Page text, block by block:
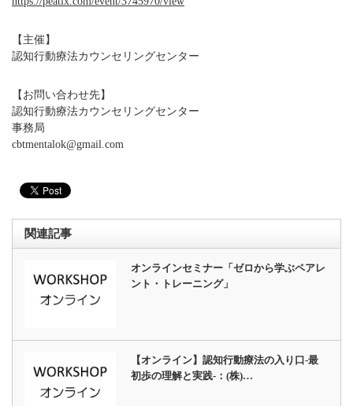
【主催】
認知行動療法カウンセリングセンター
【お問い合わせ先】
認知行動療法カウンセリングセンター
事務局
cbtmentalok@gmail.com
関連記事
オンラインセミナー「ゼロから学ぶペアレ
ント・トレーニング」
【オンライン】認知行動療法の入り口-最
初歩の理解と実践-：(株)…